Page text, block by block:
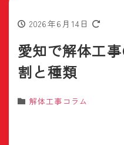
2026年6月14日
愛知で解体工
割と種類
解体工事コラム